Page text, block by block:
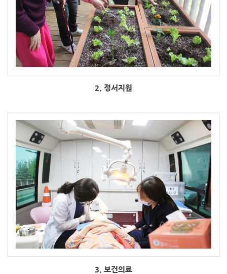
2. 정서지원
3. 보건의료